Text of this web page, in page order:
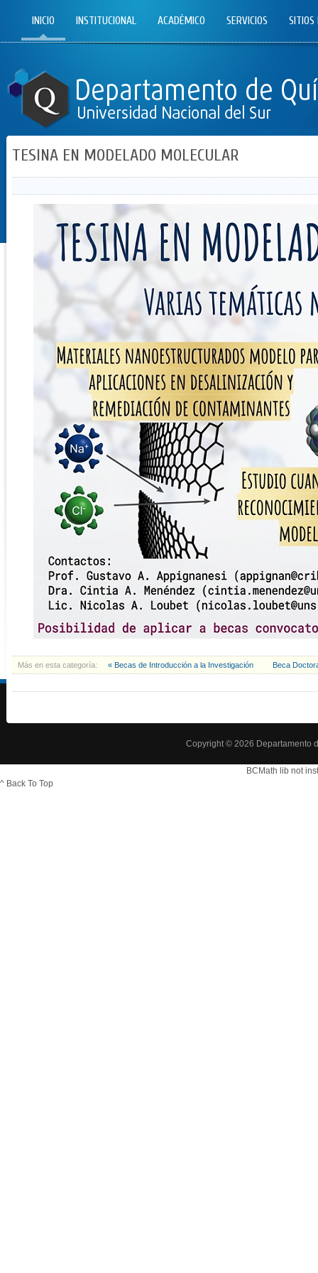
INICIO INSTITUCIONAL ACADÉMICO SERVICIOS SITIOS
TESINA EN MODELADO MOLECULAR
Más en esta categoría: « Becas de Introducción a la Investigación Beca
Copyright © 2026 Departamento
BCMath lib not
^ Back To Top